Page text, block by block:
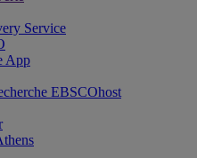
Service
App
EBSCOhost